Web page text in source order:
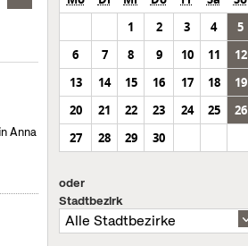
Anna
1
2 3 4
5
6
7 8 9 10 11
12
13
14 15 16 17 18
19
20
21 22 23 24 25
26
27
28 29 30
oder
Stadtbezirk